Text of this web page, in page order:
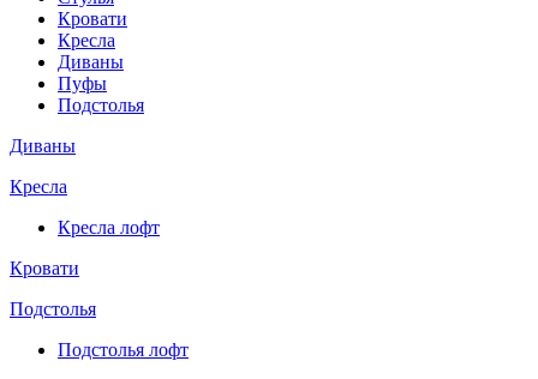
Кровати
Кресла
Диваны
Пуфы
Подстолья
Диваны
Кресла
Кресла лофт
Кровати
Подстолья
Подстолья лофт